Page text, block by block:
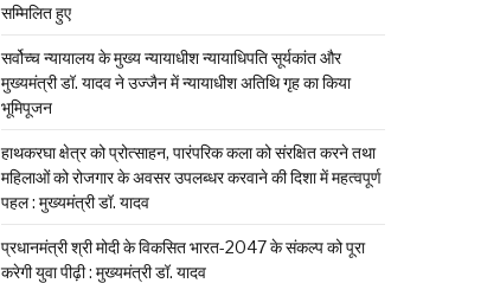
सम्मिलित हुए
सर्वोच्च न्यायालय के मुख्‍य न्‍यायाधीश न्यायाधिपति सूर्यकांत और
मुख्यमंत्री डॉ. यादव ने उज्जैन में न्यायाधीश अतिथि गृह का किया
भूमिपूजन
हाथकरघा क्षेत्र को प्रोत्साहन, पारंपरिक कला को संरक्षित करने तथा
महिलाओं को रोजगार के अवसर उपलब्धर करवाने की दिशा में महत्वपूर्ण
पहल : मुख्यमंत्री डॉ. यादव
प्रधानमंत्री श्री मोदी के विकसित भारत-2047 के संकल्प को पूरा
करेगी युवा पीढ़ी : मुख्यमंत्री डॉ. यादव